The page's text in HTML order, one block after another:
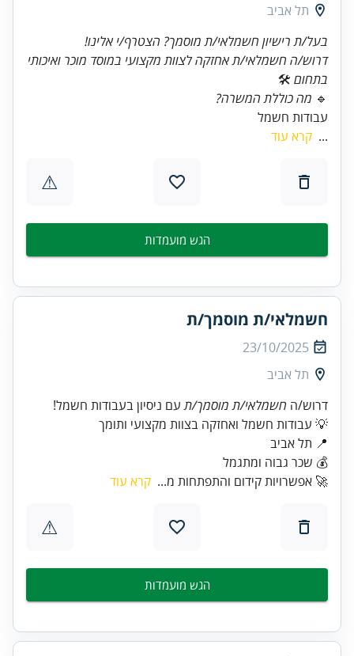
תל אביב
בעל/ת רישיון חשמלאי/ת מוסמך? הצטרף/י אלינו!
דרוש/ה חשמלאי/ת אחזקה לצוות מקצועי במוסד מוכר ואיכותי
בתחום 🛠️
🔹 מה כוללת המשרה?
עבודות חשמל
... קרא עוד
⚠
הגש מועמדות
חשמלאי/ת מוסמך/ת
23/10/2025
תל אביב
דרוש/ה חשמלאי/ת מוסמך/ת
💰 שכר גבוה ומתגמל
🚀 אפשרויות קידום והתפתחות מ... קרא עוד
⚠
הגש מועמדות